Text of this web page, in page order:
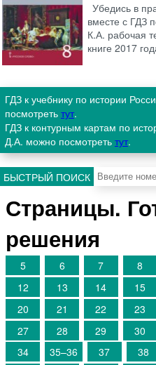
Убедись в
вместе с ГДЗ
К.А. рабочая
книге 2017
ГДЗ к учебнику по истории
посмотреть тут.
ГДЗ к контурным картам по
Д.А. можно посмотреть тут.
БЫСТРЫЙ ПОИСК
Страницы.
решения
5 6 7 8
12
13 14 15
20
21 22 23
27
28 29 30
34
35–36 37 38